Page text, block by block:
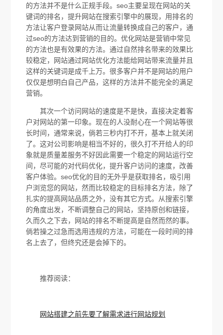
的方法并不是什么正规手段。seo主要呈现在网站的关
键词的排名，提升网站在搜索引擎中的展现，用排名的
方法让客户登录网站从而让流量转换成自己的客户，通
过seo的方法达到营销的目的。优化网站是营销中常见
的方法也是有效果的方法。通过自然排名带来的效果比
较稳定，网站通过网站优化方法能给网站带来流量并且
这样的关键词是成千上万。很多客户并不是网站的用户
仅仅是想明白自己产品，这样的方法并不能完全的满足
营销。
其次一个访问网站的速度是不是快，直接决定着客
户对网站的第一印象。现在的人没耐心在一个网站等很
长时间，通常来说，倘若三秒内打不开，基本上就关闭
了。这对公司影响是相当不好的，很久打不开给人的印
象就是质量差服务不好因此需要一个稳定的网站运行空
间，尽可能的对代码优化，提升客户访问的速度，改善
客户体验。seo优化的目的无外乎是获取排名，吸引用
户浏览您的网站，然而比较稳定的目标排名方法，除了
扎实的提高网站品质之外，没有其它方式。从搜索引擎
的角度出发，不断调整自己的网站，坚持原创和链接，
久而久之下去，网站的排名不断提高是自然而然的事。
倘若操之过急而选用违规的方法，可能在一段时间的排
名上去了，但终究还是会掉下的。
推荐阅读：
网站搭建之前先要了解需求进行网站规划